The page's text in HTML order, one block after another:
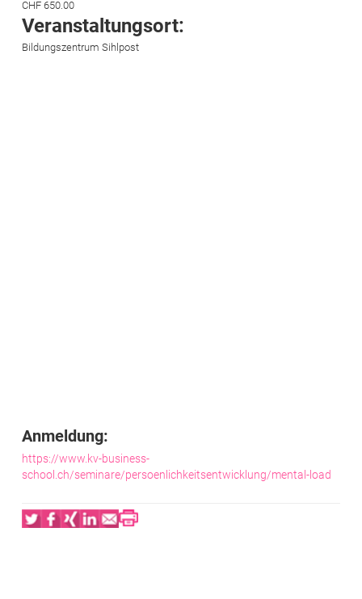
CHF 650.00
Veranstaltungsort:
Bildungszentrum Sihlpost
Anmeldung:
https://www.kv-business-
school.ch/seminare/persoenlichkeitsentwicklung/mental-load
Twitter
Facebook
XING
LinkedIn
Email
Print